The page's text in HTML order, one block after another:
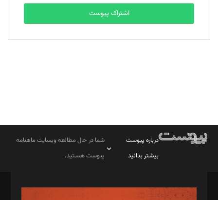
بابک نقاش
تحریریه
اشتراک پیوست
درباره پیوست
بیشتر بدانید
شما در حال مطالعه وبسایت ماهنامه
پیوست هستید.
مدیر مسئول: محمدباقر اثنی‌عشری